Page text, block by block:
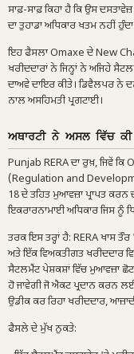
ਸਾਫ਼-ਸਾਫ਼ ਕਿਹਾ ਹੈ ਕਿ ਉਸ
ਦਾ ਤੁਹਾਡਾ ਅਧਿਕਾਰ ਖਤਮ ਨਹੀਂ
ਇਹ ਫੈਸਲਾ Omaxe ਦੇ New
ਖਰੀਦਦਾਰਾਂ ਨੇ ਜਿਨ੍ਹਾਂ ਨੇ ਅਜਿਹੇ
ਦਾਅਵੇ ਦਾਇਰ ਕੀਤੇ। ਡਿਵੈਲਪਰ ਨੇ
ਨਾਲ ਅਸਹਿਮਤੀ ਪ੍ਰਗਟਾਈ।
ਅਥਾਰਟੀ ਨੇ ਅਸਲ ਵਿੱਚ ਕੀ
Punjab RERA ਦਾ ਰੁਖ਼, ਜਿਵੇਂ
(Regulation and
18 ਦੇ ਤਹਿਤ ਮੁਆਵਜ਼ਾ ਪ੍ਰਾਪਤ
ਇਕਰਾਰਨਾਮਾਈ ਅਧਿਕਾਰ ਜਿਸ ਨੂੰ
ਤਰਕ ਇਸ ਤਰ੍ਹਾਂ ਹੈ: RERA ਖਾਸ
ਅਤੇ ਇੱਕ ਵਿਅਕਤੀਗਤ ਖਰੀਦਦਾਰ
ਸੈਟਲਮੈਂਟ ਪੇਸ਼ਕਸ਼ਾਂ ਵਿੱਚ ਮੁਆਵਜ਼ਾ
ਹੋ ਜਾਵੇਗੀ ਜੋ ਐਕਟ ਪ੍ਰਦਾਨ ਕਰਨ
ਉਡੀਕ ਕਰ ਰਿਹਾ ਖਰੀਦਦਾਰ,
ਫੈਸਲੇ ਦੇ ਮੁੱਖ ਨੁਕਤੇ: